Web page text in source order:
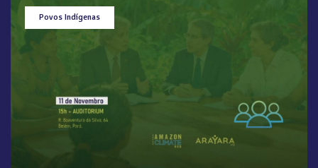
Povos Indígenas